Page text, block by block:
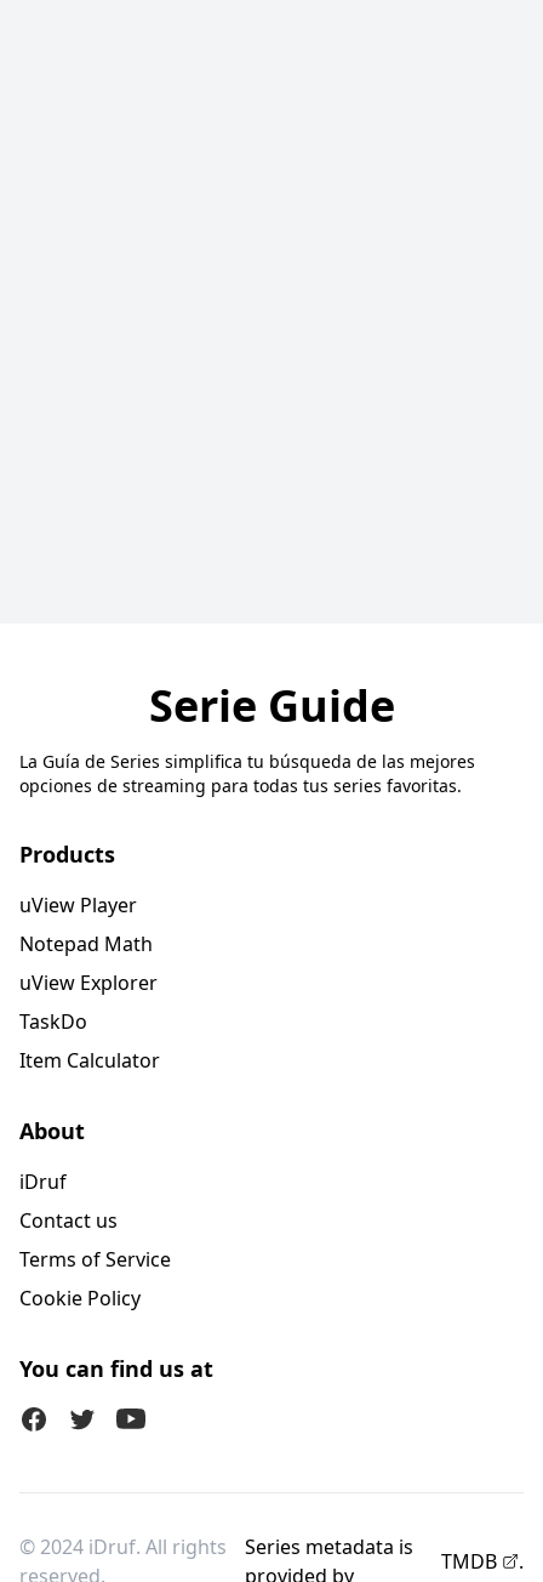
Serie Guide
La Guía de Series simplifica tu búsqueda de las mejores
opciones de streaming para todas tus series favoritas.
Products
uView Player
Notepad Math
uView Explorer
TaskDo
Item Calculator
About
iDruf
Contact us
Terms of Service
Cookie Policy
You can find us at
FacebookTwitter (X)Youtube
© 2024 iDruf. All rights
reserved.
Series metadata is
provided by
TMDB .